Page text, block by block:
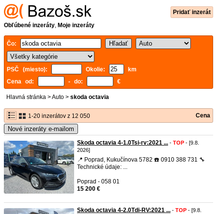
Pridať inzerát
Obľúbené inzeráty, Moje inzeráty
Čo:
PSČ (miesto): Okolie:
km
Cena od:
- do: €
Hlavná stránka >Auto > skoda octavia
1-20 inzerátov z 12 050 Cena
Nové inzeráty e-mailom
Skoda octavia 4-1.0Tsi-rv:2021 ... - TOP - [9.8.
2026]
📍 Poprad, Kukučínova 5782 ☎️ 0910 388 731 🔧
Technické údaje: ...
Poprad - 058 01
15 200 €
Skoda octavia 4-2.0Tdi-RV:2021 ... - TOP - [9.8.